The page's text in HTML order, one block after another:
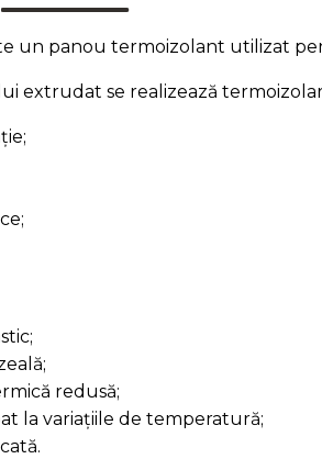
un panou termoizolant utilizat
extrudat se realizează
redusă;
la variațiile de temperatură;